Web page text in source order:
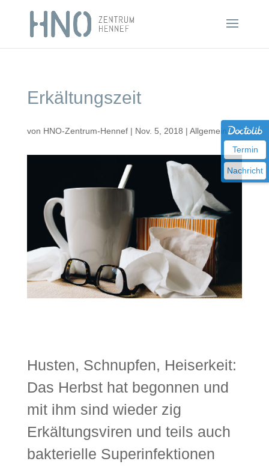
Erkältungszeit
von HNO-Zentrum-Hennef| Nov. 5, 2018 | Allgemein
Husten, Schnupfen, Heiserkeit:
Das Herbst hat begonnen und
mit ihm sind wieder zig
Erkältungsviren und teils auch
bakterielle Superinfektionen
Termin
Nachricht